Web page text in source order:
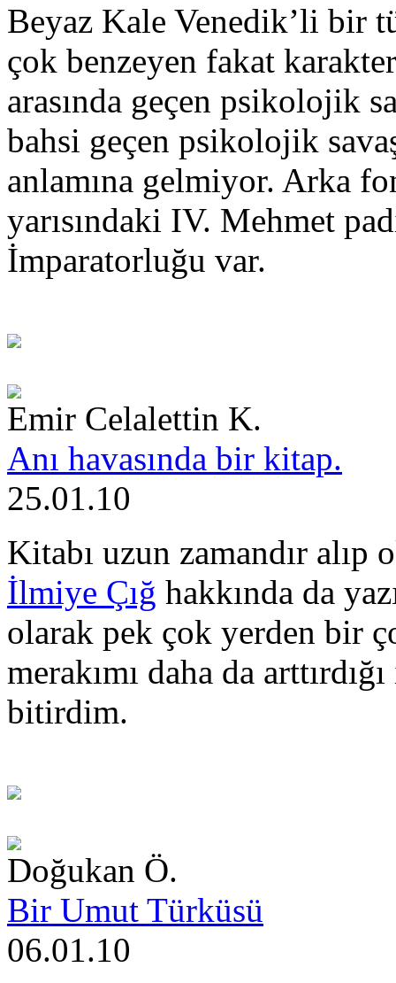
Beyaz Kale Venedik’li bir
çok benzeyen fakat
arasında geçen psikolojik
bahsi geçen psikolojik
anlamına gelmiyor. Arka
yarısındaki IV. Mehmet
İmparatorluğu var.
Emir Celalettin K.
Anı havasında bir kitap.
25.01.10
Kitabı uzun zamandır
İlmiye Çığ hakkında da
olarak pek çok yerden bir
merakımı daha da
bitirdim.
Doğukan Ö.
Bir Umut Türküsü
06.01.10